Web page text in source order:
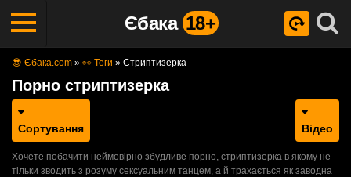
Єбака 18+
😎 Єбака.com » 👀 Теги » Стриптизерка
Порно стриптизерка
Сортування Відео
Хочете побачити неймовірно збудливе порно, стриптизерка в якому не
тільки зводить з розуму сексуальним танцем, а й трахається як заводна